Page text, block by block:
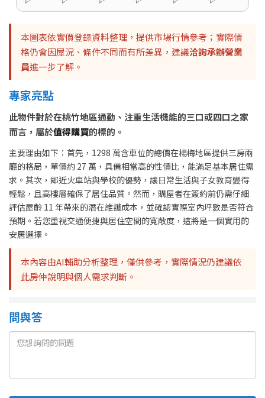
本圖表依實價登錄資料整理，提供市場行情參考；實際價
格仍會因屋況、條件不同而有所差異，建議洽詢承辦營業
員進一步了解。
專家亮點
此物件對於在桃竹地區通勤、注重生活機能的三口或四口之家
而言，屬於值得購買的標的。
主要理由如下：首先，1298 萬含車位的總價在楊梅地區提供三房兩
廳的格局，單價約 27 萬，具備相當高的性價比，能滿足基本居住需
求。其次，鄰近火車站與學校的優勢，讓日常生活與子女教育變得
輕鬆，且高樓層確保了居住品質。然而，購屋者在簽約前仍需仔細
評估屋齡 11 年帶來的潛在維護成本，並確認實際室內坪數是否符合
預期。若您重視交通便捷與居住空間的寬敞度，這將是一個實用的
安居選擇。
本內容由AI輔助分析整理，僅供參考，實際情況仍建議依
此房仲說明與個人需求判斷。
問與答